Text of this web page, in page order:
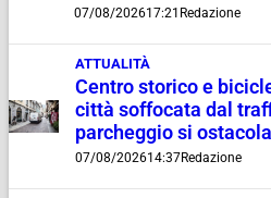
07/08/202617:21 Redazione
ATTUALITÀ
Centro storico e
città soffocata dal
parcheggio si
07/08/202614:37Redazione